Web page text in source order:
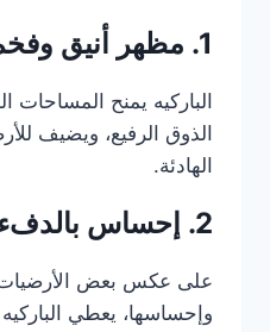
1. مظهر أنيق وفخم
الباركيه يمنح المساحات
الذوق الرفيع، ويضيف
الهادئة.
2. إحساس بالدفء والراحة
على عكس بعض الأرضيات
وإحساسها، يعطي